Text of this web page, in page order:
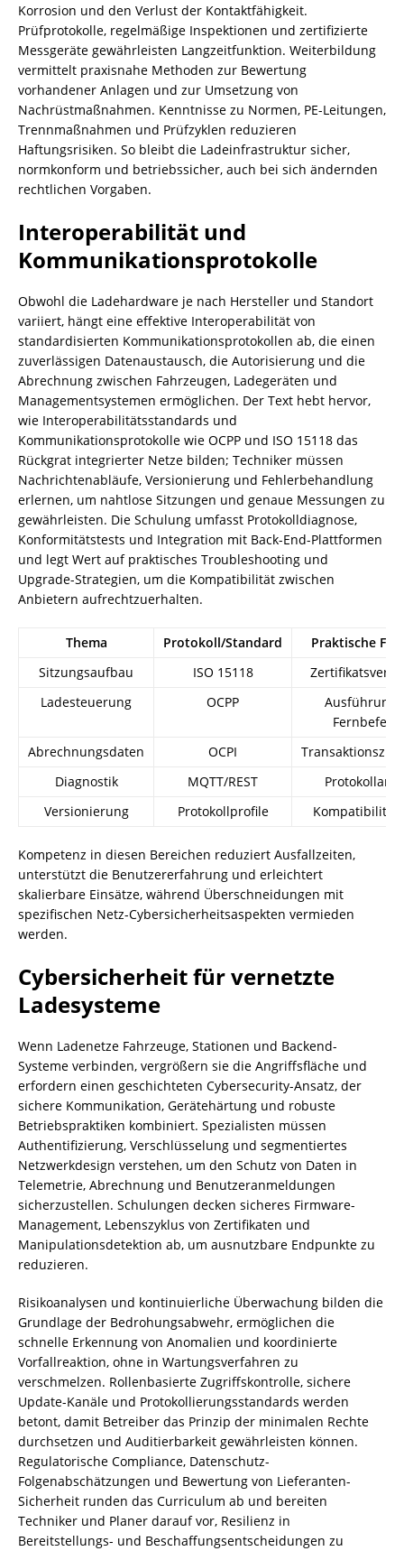
Korrosion und den Verlust der Kontaktfähigkeit.
Prüfprotokolle, regelmäßige Inspektionen und zertifizierte
Messgeräte gewährleisten Langzeitfunktion. Weiterbildung
vermittelt praxisnahe Methoden zur Bewertung
vorhandener Anlagen und zur Umsetzung von
Nachrüstmaßnahmen. Kenntnisse zu Normen, PE-Leitungen,
Trennmaßnahmen und Prüfzyklen reduzieren
Haftungsrisiken. So bleibt die Ladeinfrastruktur sicher,
normkonform und betriebssicher, auch bei sich ändernden
rechtlichen Vorgaben.
Interoperabilität und
Kommunikationsprotokolle
Obwohl die Ladehardware je nach Hersteller und Standort
variiert, hängt eine effektive Interoperabilität von
standardisierten Kommunikationsprotokollen ab, die einen
zuverlässigen Datenaustausch, die Autorisierung und die
Abrechnung zwischen Fahrzeugen, Ladegeräten und
Managementsystemen ermöglichen. Der Text hebt hervor,
wie Interoperabilitätsstandards und
Kommunikationsprotokolle wie OCPP und ISO 15118 das
Rückgrat integrierter Netze bilden; Techniker müssen
Nachrichtenabläufe, Versionierung und Fehlerbehandlung
erlernen, um nahtlose Sitzungen und genaue Messungen zu
gewährleisten. Die Schulung umfasst Protokolldiagnose,
Konformitätstests und Integration mit Back-End-Plattformen
und legt Wert auf praktisches Troubleshooting und
Upgrade-Strategien, um die Kompatibilität zwischen
Anbietern aufrechtzuerhalten.
Thema Protokoll/Standard
Praktische
Sitzungsaufbau
ISO 15118
Ladesteuerung
OCPP
Ausführung
Abrechnungsdaten
OCPI
Diagnostik
MQTT/REST
Versionierung
Protokollprofile
Kompetenz in diesen Bereichen reduziert Ausfallzeiten,
unterstützt die Benutzererfahrung und erleichtert
skalierbare Einsätze, während Überschneidungen mit
spezifischen Netz-Cybersicherheitsaspekten vermieden
werden.
Cybersicherheit für vernetzte
Ladesysteme
Wenn Ladenetze Fahrzeuge, Stationen und Backend-
Systeme verbinden, vergrößern sie die Angriffsfläche und
erfordern einen geschichteten Cybersecurity-Ansatz, der
sichere Kommunikation, Gerätehärtung und robuste
Betriebspraktiken kombiniert. Spezialisten müssen
Authentifizierung, Verschlüsselung und segmentiertes
Netzwerkdesign verstehen, um den Schutz von Daten in
Telemetrie, Abrechnung und Benutzeranmeldungen
sicherzustellen. Schulungen decken sicheres Firmware-
Management, Lebenszyklus von Zertifikaten und
Manipulationsdetektion ab, um ausnutzbare Endpunkte zu
reduzieren.
Risikoanalysen und kontinuierliche Überwachung bilden die
Grundlage der Bedrohungsabwehr, ermöglichen die
schnelle Erkennung von Anomalien und koordinierte
Vorfallreaktion, ohne in Wartungsverfahren zu
verschmelzen. Rollenbasierte Zugriffskontrolle, sichere
Update-Kanäle und Protokollierungsstandards werden
betont, damit Betreiber das Prinzip der minimalen Rechte
durchsetzen und Auditierbarkeit gewährleisten können.
Regulatorische Compliance, Datenschutz-
Folgenabschätzungen und Bewertung von Lieferanten-
Sicherheit runden das Curriculum ab und bereiten
Techniker und Planer darauf vor, Resilienz in
Bereitstellungs- und Beschaffungsentscheidungen zu